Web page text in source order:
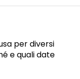
per diversi
e quali date